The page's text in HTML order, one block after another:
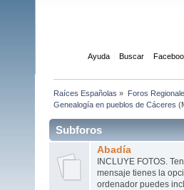
Ayuda Buscar
Raíces Españolas » Foros
Genealogía en pueblos de Cáceres
Subforos
Abadía
INCLUYE FOTOS.
mensaje tienes la
ordenador puedes